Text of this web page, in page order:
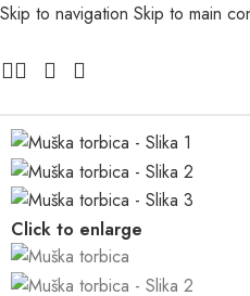
Skip to navigation Skip to main
Click to enlarge